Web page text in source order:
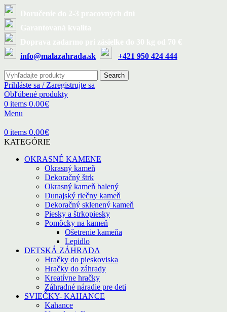
info@malazahrada.sk
+421 950 424 444
Search
Prihláste sa / Zaregistrujte sa
Obľúbené produkty
0 items 0.00€
Menu
0 items 0.00€
KATEGÓRIE
OKRASNÉ KAMENE
Okrasný kameň
Dekoračný štrk
Okrasný kameň balený
Dunajský riečny kameň
Dekoračný sklenený kameň
Piesky a štrkopiesky
Pomôcky na kameň
Ošetrenie kameňa
Lepidlo
DETSKÁ ZÁHRADA
Hračky do pieskoviska
Hračky do záhrady
Kreatívne hračky
Záhradné náradie pre deti
SVIEČKY- KAHANCE
Kahance